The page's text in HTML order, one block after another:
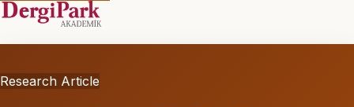
Research Article